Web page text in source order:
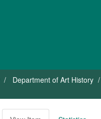
Department of Art History